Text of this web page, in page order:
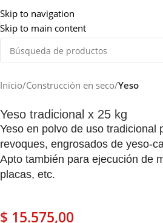
Skip to navigation
Skip to main content
Inicio Construcción en seco Yeso
Yeso tradicional x 25 kg
Yeso en polvo de uso tradicional
revoques, engrosados de yeso-
Apto también para ejecución de
placas, etc.
$ 15.575,00